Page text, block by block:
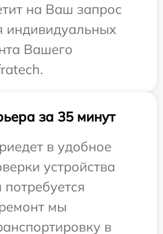
на Ваш запрос
индивидуальных
Вашего
за 35 минут
в удобное
устройства
мы
в